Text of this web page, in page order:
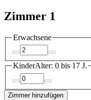
Zimmer 1
Erwachsene
KinderAlter: 0 bis 17 J.
Zimmer hinzufügen